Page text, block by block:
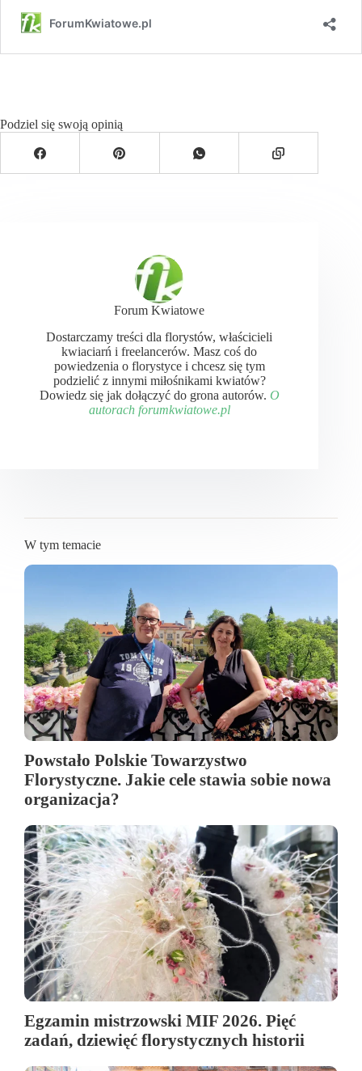
Podziel się swoją opinią
Forum Kwiatowe
Dostarczamy treści dla florystów, właścicieli
kwiaciarń i freelancerów. Masz coś do
powiedzenia o florystyce i chcesz się tym
podzielić z innymi miłośnikami kwiatów?
Dowiedz się jak dołączyć do grona autorów. O
autorach forumkwiatowe.pl
W tym temacie
Powstało Polskie Towarzystwo
Florystyczne. Jakie cele stawia sobie nowa
organizacja?
Egzamin mistrzowski MIF 2026. Pięć
zadań, dziewięć florystycznych historii